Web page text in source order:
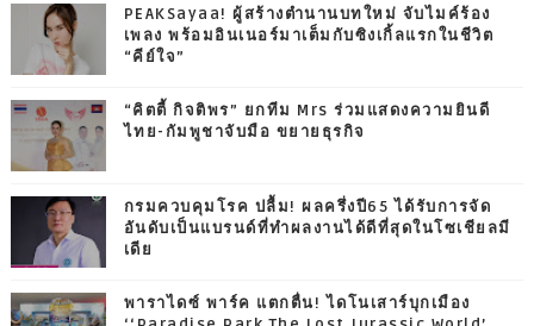
PEAKSayaa! ผู้สร้างตำนานบทใหม่ จับไมค์ร้อง
เพลง พร้อมอินเนอร์มาเต็มกับซิงเกิ้ลแรกในชีวิต
“คีย์ใจ”
“คิตตี้ กิจติพร” ยกทีม Mrs ร่วมแสดงความยินดี
ไทย-กัมพูชาจับมือ ขยายธุรกิจ
กรมควบคุมโรค ปลื้ม! ผลครึ่งปี65 ได้รับการจัด
อันดับเป็นแบรนด์ที่ทำผลงานได้ดีที่สุดในโซเชียลมี
เดีย
พาราไดซ์ พาร์ค แตกตื่น! ไดโนเสาร์บุกเมือง